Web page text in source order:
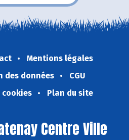
Mentions légales
des données
CGU
cookies
Plan du site
Centre Ville